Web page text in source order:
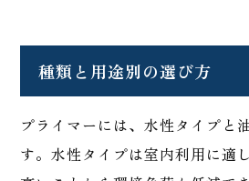
種類と用途別の選び方
プライマーには、水性タイプと
す。水性タイプは室内利用に適